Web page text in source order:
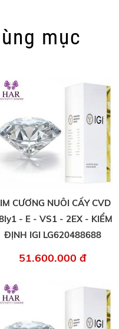
mục
CƯƠNG NUÔI CẤY CVD
- E - VS1 - 2EX - KIỂM
ĐỊNH IGI LG620488688
51.600.000 đ